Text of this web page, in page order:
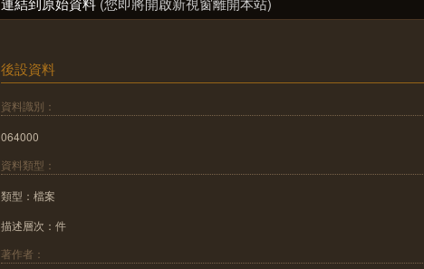
後設資料
資料識別：
064000
資料類型：
類型：檔案
描述層次：件
著作者：